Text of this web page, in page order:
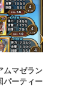
ムマゼラン
パーティー